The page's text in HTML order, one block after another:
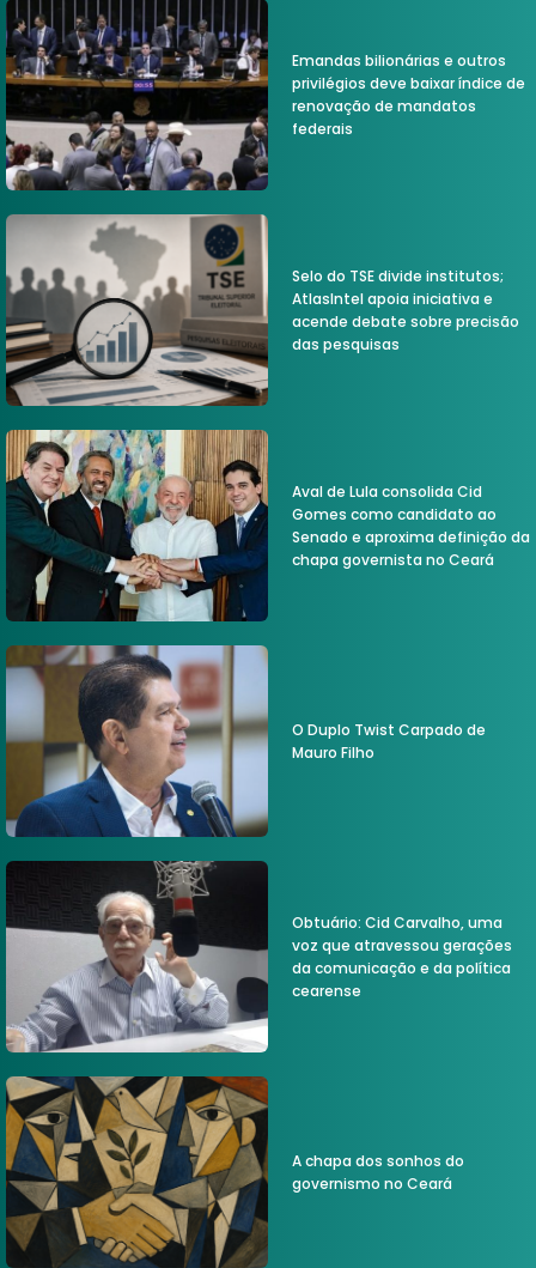
Emandas bilionárias e outros
privilégios deve baixar índice de
renovação de mandatos
federais
Selo do TSE divide institutos;
AtlasIntel apoia iniciativa e
acende debate sobre precisão
das pesquisas
Aval de Lula consolida Cid
Gomes como candidato ao
Senado e aproxima definição da
chapa governista no Ceará
O Duplo Twist Carpado de
Mauro Filho
Obtuário: Cid Carvalho, uma
voz que atravessou gerações
da comunicação e da política
cearense
A chapa dos sonhos do
governismo no Ceará